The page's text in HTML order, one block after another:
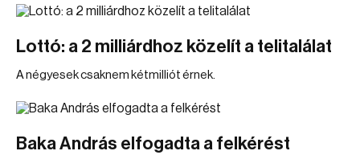
Lottó: a 2 milliárdhoz közelít a telitalálat
A négyesek csaknem kétmilliót érnek.
Baka András elfogadta a felkérést